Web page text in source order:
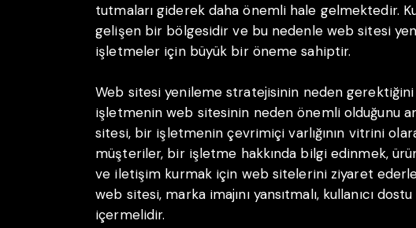
tutmaları giderek daha önemli hale gelmektedir.
gelişen bir bölgesidir ve bu nedenle web sitesi
işletmeler için büyük bir öneme sahiptir.
Web sitesi yenileme stratejisinin neden
işletmenin web sitesinin neden önemli olduğunu
sitesi, bir işletmenin çevrimiçi varlığının vitrini
müşteriler, bir işletme hakkında bilgi edinmek,
ve iletişim kurmak için web sitelerini ziyaret
web sitesi, marka imajını yansıtmalı, kullanıcı
içermelidir.